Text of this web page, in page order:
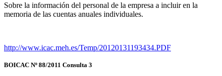
Sobre la información del personal de la empresa a incluir en la
memoria de las cuentas anuales individuales.
http://www.icac.meh.es/Temp/20120131193434.PDF
BOICAC Nº 88/2011 Consulta 3